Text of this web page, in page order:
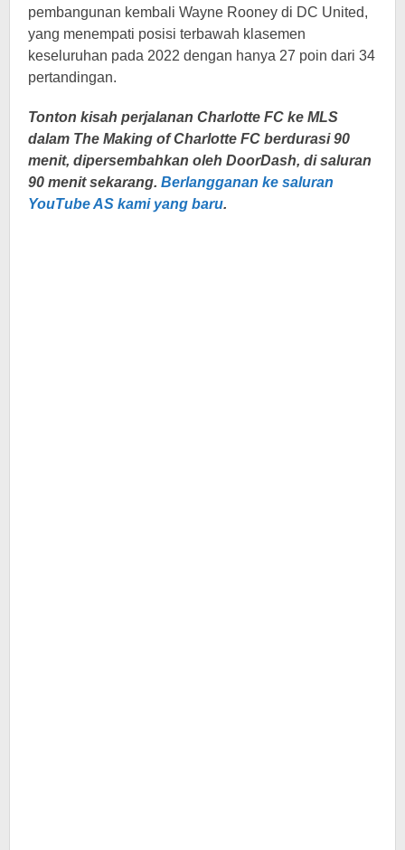
pembangunan kembali Wayne Rooney di DC United,
yang menempati posisi terbawah klasemen
keseluruhan pada 2022 dengan hanya 27 poin dari 34
pertandingan.
Tonton kisah perjalanan Charlotte FC ke MLS
dalam The Making of Charlotte FC berdurasi 90
menit, dipersembahkan oleh DoorDash, di saluran
90 menit sekarang. Berlangganan ke saluran
YouTube AS kami yang baru.